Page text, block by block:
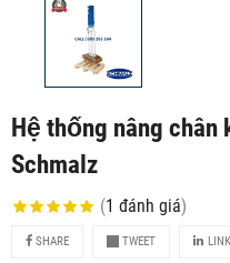
Hệ thống nâng chân
Schmalz
(1 đánh giá)
SHARE TWEET